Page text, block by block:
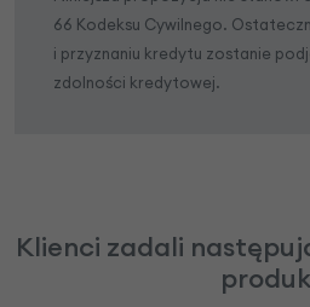
66 Kodeksu Cywilnego.
i przyznaniu kredytu zostanie
zdolności kredytowej.
Klienci zadali